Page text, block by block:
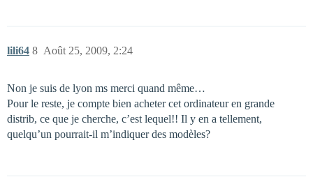
lili64 Août 25, 2009, 2:24
8
Non je suis de lyon ms merci quand même…
Pour le reste, je compte bien acheter cet ordinateur en grande
distrib, ce que je cherche, c’est lequel!! Il y en a tellement,
quelqu’un pourrait-il m’indiquer des modèles?